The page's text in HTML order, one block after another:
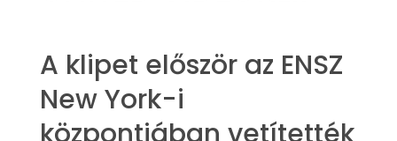
A klipet először az ENSZ
New York-i